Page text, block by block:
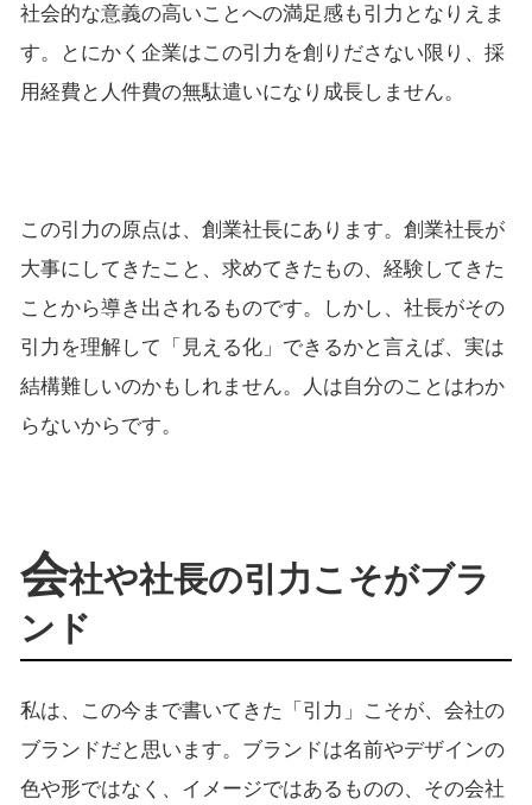
社会的な意義の高いことへの満足感も引力となりえま
す。とにかく企業はこの引力を創りださない限り、採
用経費と人件費の無駄遣いになり成長しません。
この引力の原点は、創業社長にあります。創業社長が
大事にしてきたこと、求めてきたもの、経験してきた
ことから導き出されるものです。しかし、社長がその
引力を理解して「見える化」できるかと言えば、実は
結構難しいのかもしれません。人は自分のことはわか
らないからです。
会社や社長の引力こそがブラ
ンド
私は、この今まで書いてきた「引力」こそが、会社の
ブランドだと思います。ブランドは名前やデザインの
色や形ではなく、イメージではあるものの、その会社